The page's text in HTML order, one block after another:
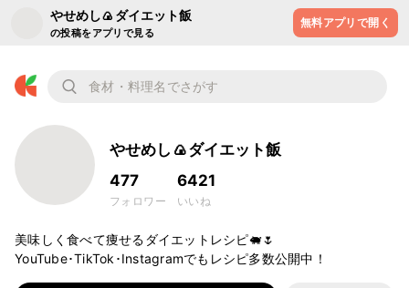
やせめし🍙ダイエット飯
の投稿をアプリで見る
無料アプリで開く
やせめし🍙ダイエット飯
477
フォロワー
6421
いいね
美味しく食べて痩せるダイエットレシピ🐖🌷
YouTube･TikTok･Instagramでもレシピ多数公開中！